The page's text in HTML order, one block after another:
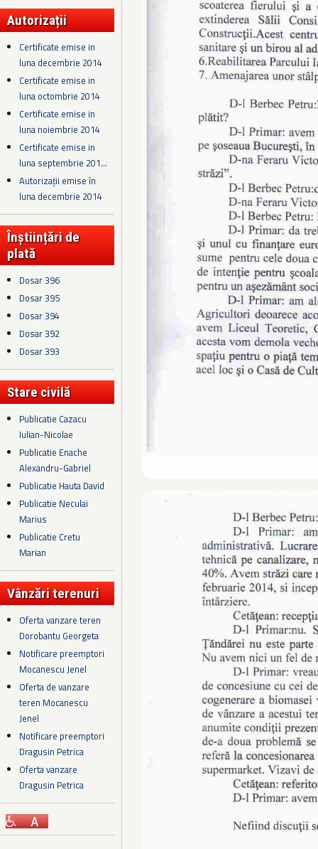
Autorizații
Certificate emise in
luna decembrie 2014
Certificate emise in
luna octombrie 2014
Certificate emise in
luna noiembrie 2014
Certificate emise in
luna septembrie 201...
Autorizații emise în
luna decembrie 2014
Înștiințări de
plată
Dosar 396
Dosar 395
Dosar 394
Dosar 392
Dosar 393
Stare civilă
Publicatie Cazacu
Iulian-Nicolae
Publicatie Enache
Alexandru-Gabriel
Publicatie Hauta David
Publicatie Neculai
Marius
Publicatie Cretu
Marian
Vânzări terenuri
Oferta vanzare teren
Dorobantu Georgeta
Notificare preemptori
Mocanescu Jenel
Oferta de vanzare
teren Mocanescu
Jenel
Notificare preemptori
Dragusin Petrica
Oferta vanzare
Dragusin Petrica